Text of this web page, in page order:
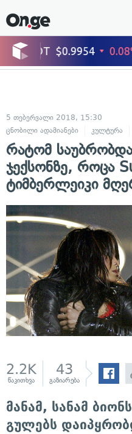
5 თებერვალი 2018, 15:30
ცნობილი ადამიანები
კულტურა
რატომ
ჯექსონზე, როცა
ტიმბერლეიკი
2.2K
წაკითხვა
43
გაზიარება
მანამ, სანამ
გულებს